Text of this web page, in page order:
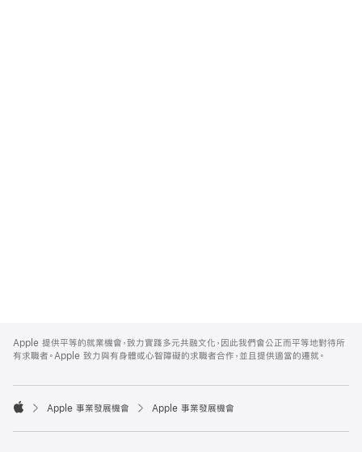
Footer
Apple 提供平等的就業機會，致力實踐多元共融文化，因此我們會公正而平等地對待所
有求職者。Apple 致力與有身體或心智障礙的求職者合作，並且提供適當的遷就。

Apple 事業發展機會 Apple 事業發展機會